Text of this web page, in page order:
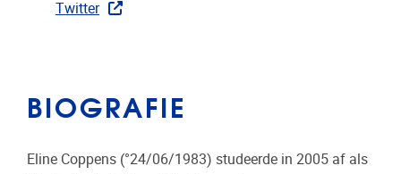
Twitter
BIOGRAFIE
Eline Coppens (°24/06/1983) studeerde in 2005 af als